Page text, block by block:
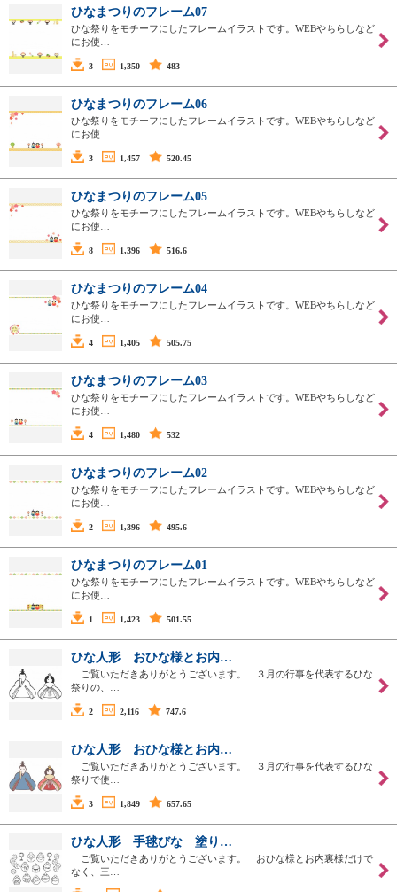
ひなまつりのフレーム07
ひな祭りをモチーフにしたフレームイラストです。WEBやちらしなど
にお使…
3 1,350 483
ひなまつりのフレーム06
ひな祭りをモチーフにしたフレームイラストです。WEBやちらしなど
にお使…
3 1,457 520.45
ひなまつりのフレーム05
ひな祭りをモチーフにしたフレームイラストです。WEBやちらしなど
にお使…
8 1,396 516.6
ひなまつりのフレーム04
ひな祭りをモチーフにしたフレームイラストです。WEBやちらしなど
にお使…
4 1,405 505.75
ひなまつりのフレーム03
ひな祭りをモチーフにしたフレームイラストです。WEBやちらしなど
にお使…
4 1,480 532
ひなまつりのフレーム02
ひな祭りをモチーフにしたフレームイラストです。WEBやちらしなど
にお使…
2 1,396 495.6
ひなまつりのフレーム01
ひな祭りをモチーフにしたフレームイラストです。WEBやちらしなど
にお使…
1 1,423 501.55
ひな人形 おひな様とお内…
ご覧いただきありがとうございます。 ３月の行事を代表するひな
祭りの、…
2 2,116 747.6
ひな人形 おひな様とお内…
ご覧いただきありがとうございます。 ３月の行事を代表するひな
祭りで使…
3 1,849 657.65
ひな人形 手毬びな 塗り…
ご覧いただきありがとうございます。 おひな様とお内裏様だけで
なく、三…